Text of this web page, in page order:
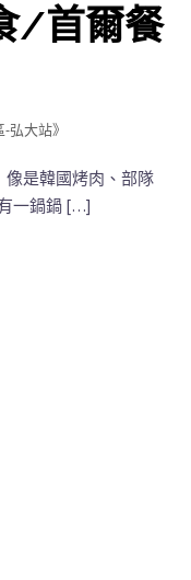
/首爾餐
-弘大站》
像是韓國烤肉、部隊
一鍋鍋 […]